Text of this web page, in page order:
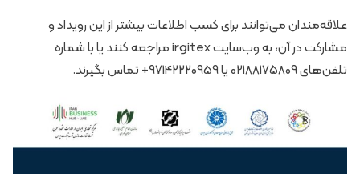
علاقه‌مندان می‌توانند برای کسب اطلاعات بیشتر از این رویداد و
مشارکت در آن، به وب‌سایت irgitex مراجعه کنند یا با شماره
تلفن‌های 02188175809 یا 97142220959+ تماس بگیرند.